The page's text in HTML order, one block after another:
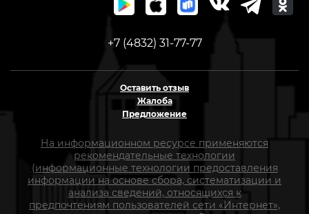
+7 (4832) 31-77-77
Оставить отзыв
Жалоба
Предложение
На информационном ресурсе применяются
рекомендательные технологии
(информационные технологии предоставления
информации на основе сбора, систематизации и
анализа сведений, относящихся к
предпочтениям пользователей сети «Интернет»,